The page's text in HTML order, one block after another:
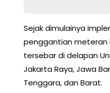
Sejak dimulainya
penggantian meteran
tersebar di delapan
Jakarta Raya, Jawa
Tenggara, dan Barat.